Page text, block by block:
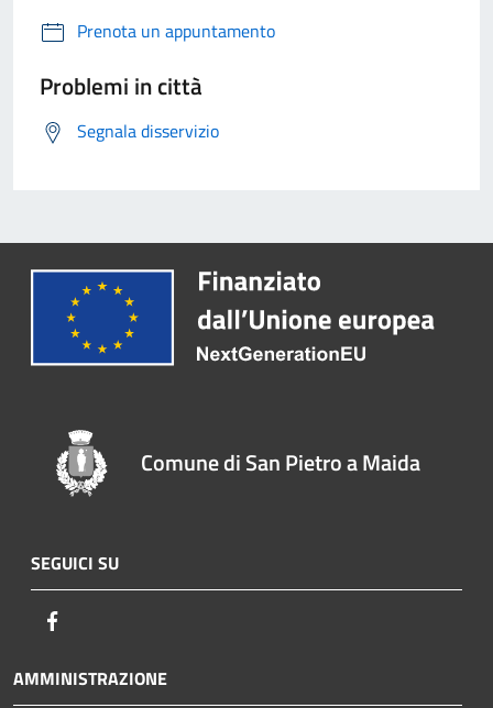
Prenota un appuntamento
Problemi in città
Segnala disservizio
Comune di San Pietro a Maida
SEGUICI SU
AMMINISTRAZIONE